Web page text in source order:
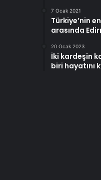
7 Ocak 2021
Türkiye’nin
arasında
20 Ocak 2023
İki kardeşin
biri hayatını